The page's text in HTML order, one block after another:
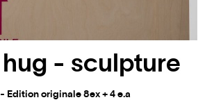
hug - sculpture
Edition originale 8ex + 4 e.a